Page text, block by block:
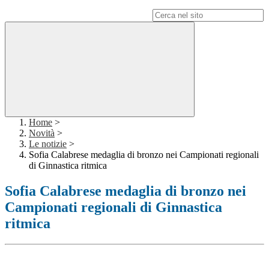
Home >
Novità >
Le notizie >
Sofia Calabrese medaglia di bronzo nei Campionati regionali
di Ginnastica ritmica
Sofia Calabrese medaglia di bronzo nei
Campionati regionali di Ginnastica
ritmica